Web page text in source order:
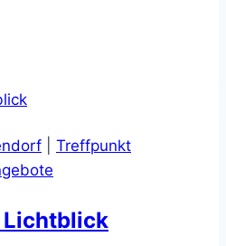
Treffpunkt